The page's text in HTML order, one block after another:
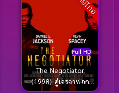
Full HD
The Negotiator
(1998) คู่เจรจาฟอก